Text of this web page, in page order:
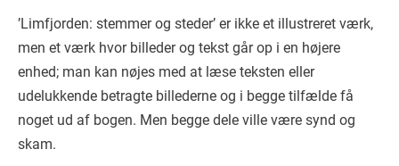
’Limfjorden: stemmer og steder’ er ikke et illustreret værk,
men et værk hvor billeder og tekst går op i en højere
enhed; man kan nøjes med at læse teksten eller
udelukkende betragte billederne og i begge tilfælde få
noget ud af bogen. Men begge dele ville være synd og
skam.